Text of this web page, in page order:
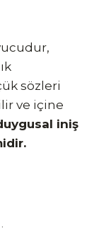
sözleri
ve içine
iniş